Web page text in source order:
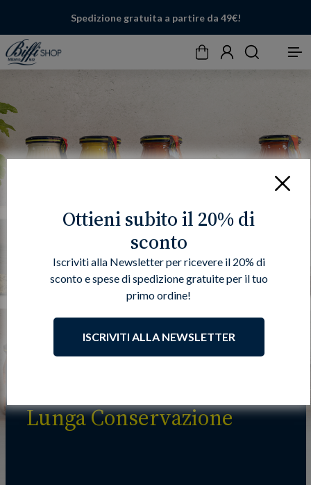
Spedizione gratuita a partire da 49€!
CarrelloAccountCerca Menu
Lunga Conservazione
Chiudi
Ottieni subito il 20% di
sconto
Iscriviti alla Newsletter per ricevere il 20% di
sconto e spese di spedizione gratuite per il tuo
primo ordine!
ISCRIVITI ALLA NEWSLETTER